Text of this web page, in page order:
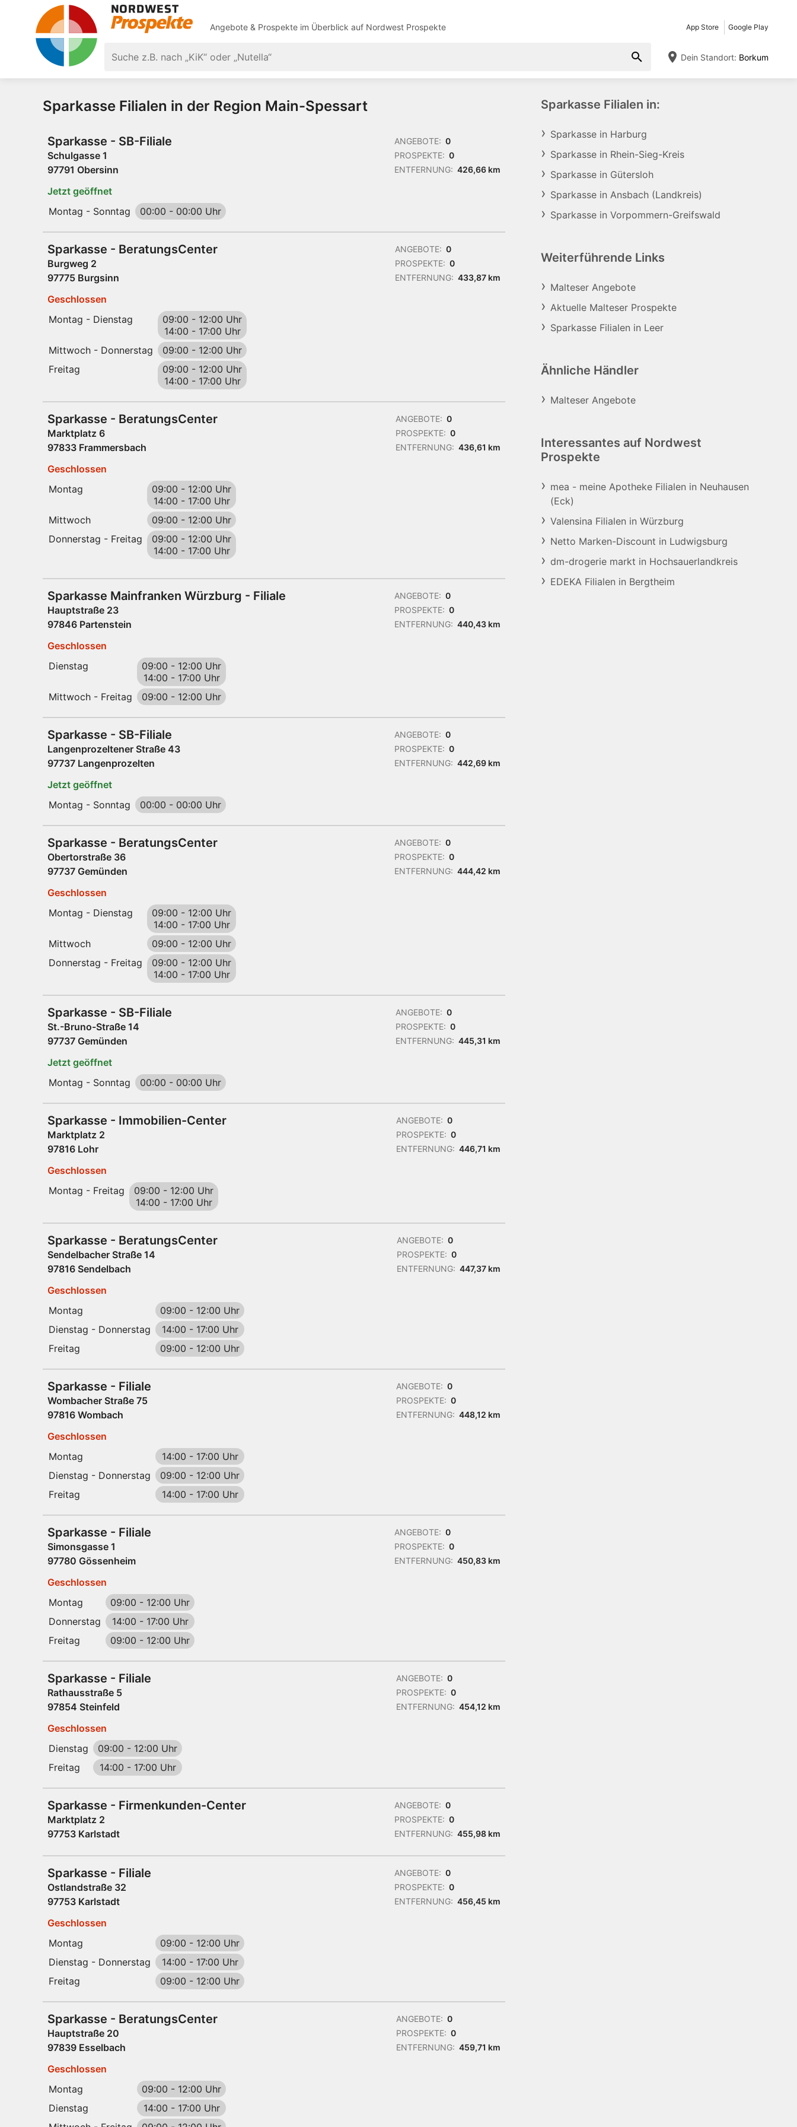
Angebote & Prospekte im Überblick auf Nordwest Prospekte App Store Google Play
Dein Standort: Borkum
Sparkasse Filialen in der Region Main-Spessart
Sparkasse - SB-Filiale
Schulgasse 1
97791 Obersinn
ANGEBOTE: 0
PROSPEKTE: 0
ENTFERNUNG: 426,66 km
Jetzt geöffnet
Montag - Sonntag
00:00 - 00:00 Uhr
Sparkasse - BeratungsCenter
Burgweg 2
97775 Burgsinn
ANGEBOTE: 0
PROSPEKTE: 0
ENTFERNUNG: 433,87 km
Geschlossen
Montag - Dienstag
09:00 - 12:00 Uhr
14:00 - 17:00 Uhr
Mittwoch - Donnerstag
09:00 - 12:00 Uhr
Freitag
09:00 - 12:00 Uhr
14:00 - 17:00 Uhr
Sparkasse - BeratungsCenter
Marktplatz 6
97833 Frammersbach
ANGEBOTE: 0
PROSPEKTE: 0
ENTFERNUNG: 436,61 km
Geschlossen
Montag
09:00 - 12:00 Uhr
14:00 - 17:00 Uhr
Mittwoch
09:00 - 12:00 Uhr
Donnerstag - Freitag
09:00 - 12:00 Uhr
14:00 - 17:00 Uhr
Sparkasse Mainfranken Würzburg - Filiale
Hauptstraße 23
97846 Partenstein
ANGEBOTE: 0
PROSPEKTE: 0
ENTFERNUNG: 440,43 km
Geschlossen
Dienstag
09:00 - 12:00 Uhr
14:00 - 17:00 Uhr
Mittwoch - Freitag
09:00 - 12:00 Uhr
Sparkasse - SB-Filiale
Langenprozeltener Straße 43
97737 Langenprozelten
ANGEBOTE: 0
PROSPEKTE: 0
ENTFERNUNG: 442,69 km
Jetzt geöffnet
Montag - Sonntag
00:00 - 00:00 Uhr
Sparkasse - BeratungsCenter
Obertorstraße 36
97737 Gemünden
ANGEBOTE: 0
PROSPEKTE: 0
ENTFERNUNG: 444,42 km
Geschlossen
Montag - Dienstag
09:00 - 12:00 Uhr
14:00 - 17:00 Uhr
Mittwoch
09:00 - 12:00 Uhr
Donnerstag - Freitag
09:00 - 12:00 Uhr
14:00 - 17:00 Uhr
Sparkasse - SB-Filiale
St.-Bruno-Straße 14
97737 Gemünden
ANGEBOTE: 0
PROSPEKTE: 0
ENTFERNUNG: 445,31 km
Jetzt geöffnet
Montag - Sonntag
00:00 - 00:00 Uhr
Sparkasse - Immobilien-Center
Marktplatz 2
97816 Lohr
ANGEBOTE: 0
PROSPEKTE: 0
ENTFERNUNG: 446,71 km
Geschlossen
Montag - Freitag
09:00 - 12:00 Uhr
14:00 - 17:00 Uhr
Sparkasse - BeratungsCenter
Sendelbacher Straße 14
97816 Sendelbach
ANGEBOTE: 0
PROSPEKTE: 0
ENTFERNUNG: 447,37 km
Geschlossen
Montag
09:00 - 12:00 Uhr
Dienstag - Donnerstag
14:00 - 17:00 Uhr
Freitag
09:00 - 12:00 Uhr
Sparkasse - Filiale
Wombacher Straße 75
97816 Wombach
ANGEBOTE: 0
PROSPEKTE: 0
ENTFERNUNG: 448,12 km
Geschlossen
Montag
14:00 - 17:00 Uhr
Dienstag - Donnerstag
09:00 - 12:00 Uhr
Freitag
14:00 - 17:00 Uhr
Sparkasse - Filiale
Simonsgasse 1
97780 Gössenheim
ANGEBOTE: 0
PROSPEKTE: 0
ENTFERNUNG: 450,83 km
Geschlossen
Montag
09:00 - 12:00 Uhr
Donnerstag
14:00 - 17:00 Uhr
Freitag
09:00 - 12:00 Uhr
Sparkasse - Filiale
Rathausstraße 5
97854 Steinfeld
ANGEBOTE: 0
PROSPEKTE: 0
ENTFERNUNG: 454,12 km
Geschlossen
Dienstag
09:00 - 12:00 Uhr
Freitag
14:00 - 17:00 Uhr
Sparkasse - Firmenkunden-Center
Marktplatz 2
97753 Karlstadt
ANGEBOTE: 0
PROSPEKTE: 0
ENTFERNUNG: 455,98 km
Sparkasse - Filiale
Ostlandstraße 32
97753 Karlstadt
ANGEBOTE: 0
PROSPEKTE: 0
ENTFERNUNG: 456,45 km
Geschlossen
Montag
09:00 - 12:00 Uhr
Dienstag - Donnerstag
14:00 - 17:00 Uhr
Freitag
09:00 - 12:00 Uhr
Sparkasse - BeratungsCenter
Hauptstraße 20
97839 Esselbach
ANGEBOTE: 0
PROSPEKTE: 0
ENTFERNUNG: 459,71 km
Geschlossen
Montag
09:00 - 12:00 Uhr
Dienstag
14:00 - 17:00 Uhr
Sparkasse Filialen in:
Sparkasse in Harburg
Sparkasse in Rhein-Sieg-Kreis
Sparkasse in Gütersloh
Sparkasse in Ansbach (Landkreis)
Sparkasse in Vorpommern-Greifswald
Weiterführende Links
Malteser Angebote
Aktuelle Malteser Prospekte
Sparkasse Filialen in Leer
Ähnliche Händler
Malteser Angebote
Interessantes auf Nordwest
Prospekte
mea - meine Apotheke Filialen in Neuhausen
(Eck)
Valensina Filialen in Würzburg
Netto Marken-Discount in Ludwigsburg
dm-drogerie markt in Hochsauerlandkreis
EDEKA Filialen in Bergtheim